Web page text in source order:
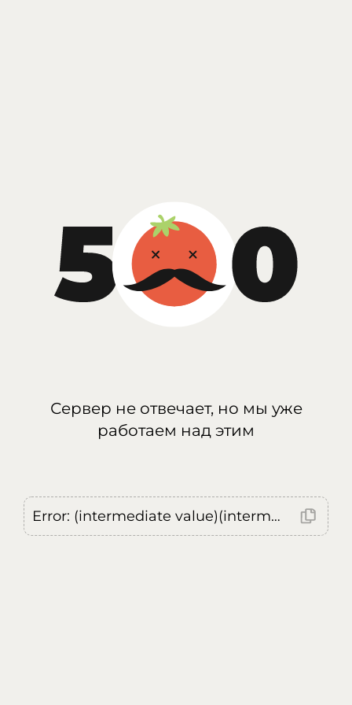
Сервер не отвечает, но мы уже
работаем над этим
Error: (intermediate value)(intermediate value)(intermediate value).replaceAll is not a function